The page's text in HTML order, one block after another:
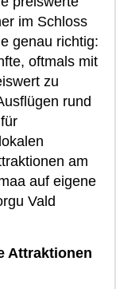
im Schloss
genau richtig:
oftmals mit
zu
rund
am
auf eigene
Vald
Attraktionen